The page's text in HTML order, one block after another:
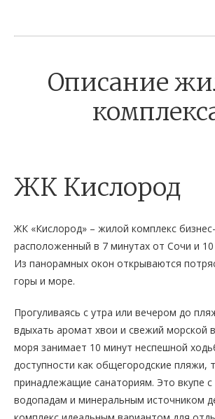
Описание
ЖК Кислород
ЖК «Кислород» – жилой комплекс
расположенный в 7 минутах от Сочи и
Из панорамных окон открываются
горы и море.
Прогуливаясь с утра или вечером до
вдыхать аромат хвои и свежий морской
моря занимает 10 минут неспешной
доступности как общегородские пляжи,
принадлежащие санаториям. Это вкупе
водопадам и минеральным источником